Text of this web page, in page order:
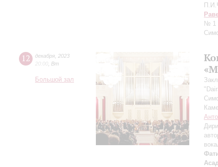
№ 1
12 декабря 2023
20:00 Вт
Большой зал